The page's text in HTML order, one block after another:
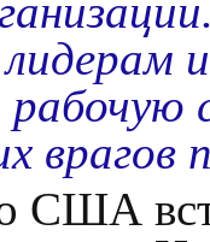
рабочую
США